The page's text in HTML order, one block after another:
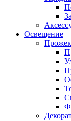
Освещение